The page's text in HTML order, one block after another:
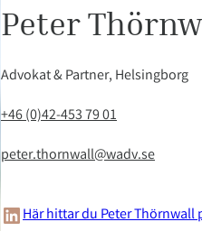
Peter
Advokat & Partner, Helsingborg
+46 (0)42-453 79 01
peter.thornwall@wadv.se
LinkedIn
Här hittar du Peter Thörnwall